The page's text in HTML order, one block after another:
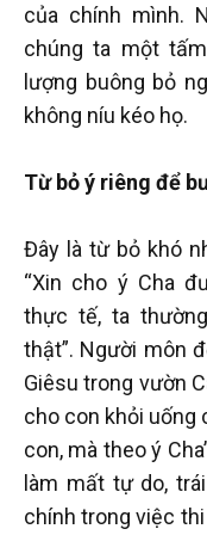
của chính mình.
chúng ta một
lượng buông bỏ
không níu kéo họ.
Từ bỏ ý riêng để
Đây là từ bỏ khó
“Xin cho ý Cha
thực tế, ta
thật”. Người môn
Giêsu trong vườn
cho con khỏi uống
con, mà theo ý
làm mất tự do,
chính trong việc